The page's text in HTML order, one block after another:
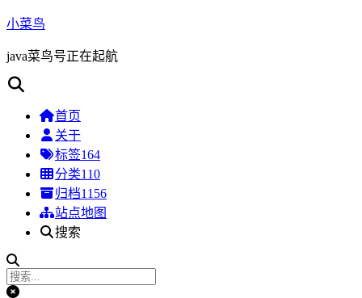
小菜鸟
java菜鸟号正在起航
首页
关于
标签164
分类110
归档1156
站点地图
搜索